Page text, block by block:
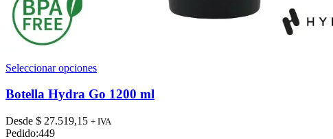
Seleccionar opcionesEste
tiene
variantes.
Botella Hydra Go 1200 ml
Desde $ 27.519,15 + IVA
Pedido:449